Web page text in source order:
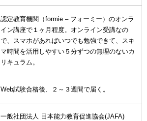
認定教育機関（formie – フォーミー）のオンラ
イン講座で１ヶ月程度。オンライン受講なの
で、スマホがあればいつでも勉強できて、スキ
マ時間を活用しやすい５分ずつの無理のないカ
リキュラム。
Web試験合格後、２～３週間で届く。
一般社団法人 日本能力教育促進協会(JAFA)